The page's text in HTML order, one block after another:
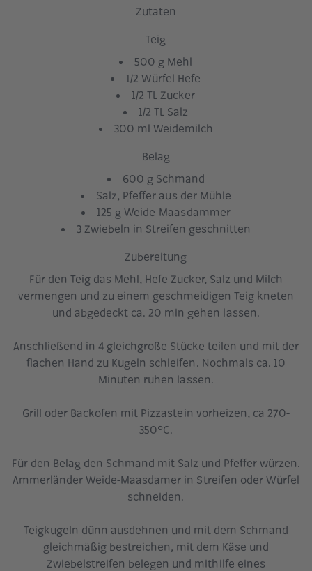
Zutaten
Teig
500 g Mehl
1/2 Würfel Hefe
1/2 TL Zucker
1/2 TL Salz
300 ml Weidemilch
Belag
600 g Schmand
Salz, Pfeffer aus der Mühle
125 g Weide-Maasdammer
3 Zwiebeln in Streifen geschnitten
Zubereitung
Für den Teig das Mehl, Hefe Zucker, Salz und Milch
vermengen und zu einem geschmeidigen Teig kneten
und abgedeckt ca. 20 min gehen lassen.
Anschließend in 4 gleichgroße Stücke teilen und mit der
flachen Hand zu Kugeln schleifen. Nochmals ca. 10
Minuten ruhen lassen.
Grill oder Backofen mit Pizzastein vorheizen, ca 270-
350°C.
Für den Belag den Schmand mit Salz und Pfeffer würzen.
Ammerländer Weide-Maasdamer in Streifen oder Würfel
schneiden.
Teigkugeln dünn ausdehnen und mit dem Schmand
gleichmäßig bestreichen, mit dem Käse und
Zwiebelstreifen belegen und mithilfe eines